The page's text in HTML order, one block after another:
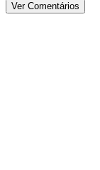
Ver Comentários